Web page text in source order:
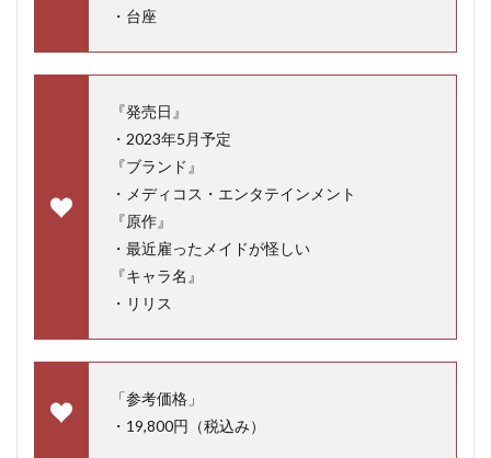
・台座
『発売日』
・2023年5月予定
『ブランド』
・メディコス・エンタテインメント
『原作』
・最近雇ったメイドが怪しい
『キャラ名』
・リリス
「参考価格」
・19,800円（税込み）